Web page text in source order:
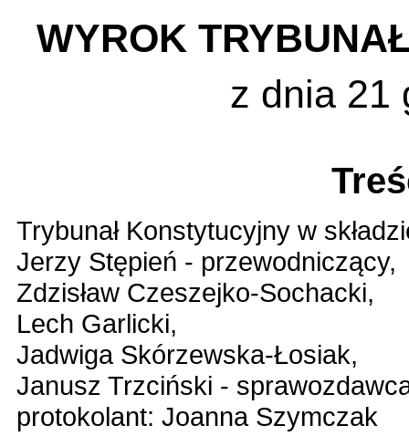
WYROK
z dnia 21
Trybunał Konstytucyjny w
Jerzy Stępień - przewodniczący,
Zdzisław Czeszejko-Sochacki,
Lech Garlicki,
Jadwiga Skórzewska-Łosiak,
Janusz Trzciński -
protokolant: Joanna Szymczak